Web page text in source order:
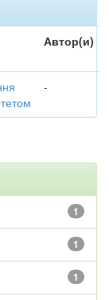
Автор(и)
-
1
1
1